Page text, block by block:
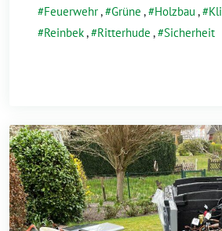
Feuerwehr, Grüne , Holzbau ,
Reinbek, Ritterhude , Sicherheit